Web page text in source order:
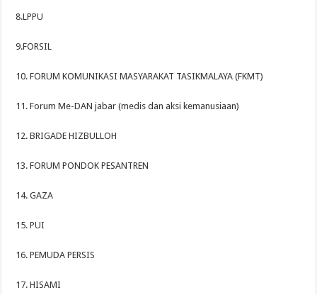
8.LPPU
9.FORSIL
10. FORUM KOMUNIKASI MASYARAKAT TASIKMALAYA (FKMT)
11. Forum Me-DAN jabar (medis dan aksi kemanusiaan)
12. BRIGADE HIZBULLOH
13. FORUM PONDOK PESANTREN
14. GAZA
15. PUI
16. PEMUDA PERSIS
17. HISAMI